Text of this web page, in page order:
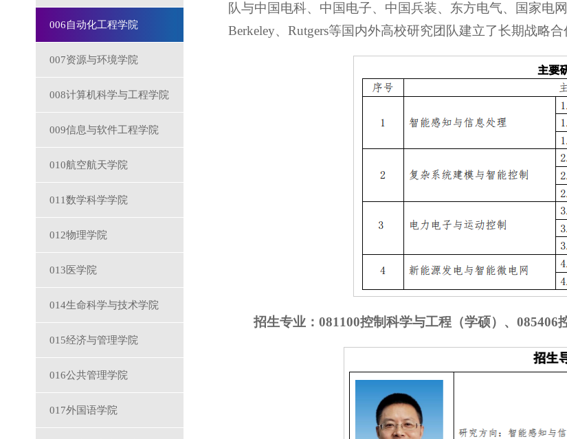
006自动化工程学院
007资源与环境学院
008计算机科学与工程学院
009信息与软件工程学院
010航空航天学院
011数学科学学院
012物理学院
013医学院
014生命科学与技术学院
015经济与管理学院
016公共管理学院
017外国语学院
队与中国电科、中国电子、中国兵装、东方电气、国家电
Berkeley、Rutgers等国内外高校研究团队建立了长期战略合
招生专业：081100控制科学与工程（学硕）、085406